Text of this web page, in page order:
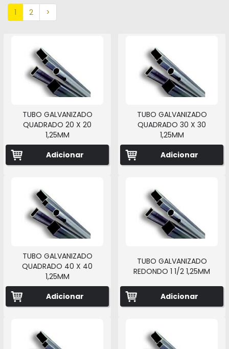
1 2 >
TUBO GALVANIZADO
QUADRADO 20 X 20
1,25MM
Adicionar
TUBO GALVANIZADO
QUADRADO 30 X 30
1,25MM
Adicionar
TUBO GALVANIZADO
QUADRADO 40 X 40
1,25MM
Adicionar
TUBO GALVANIZADO
REDONDO 1 1/2 1,25MM
Adicionar